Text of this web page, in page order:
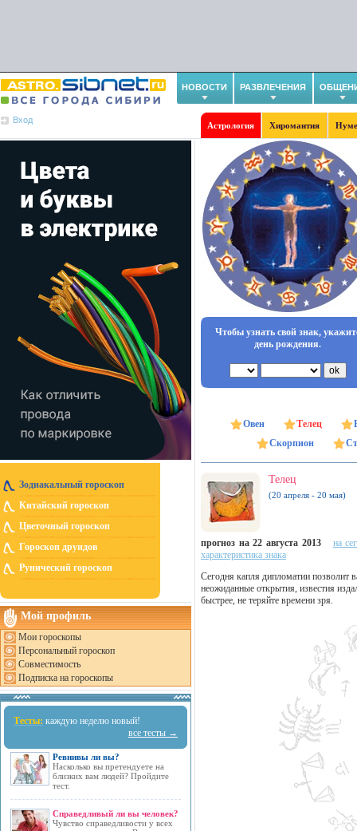
НОВОСТИ РАЗВЛЕЧЕНИЯ
Вход
Астрология Хиромантия
Зодиакальный гороскоп
Китайский гороскоп
Цветочный гороскоп
Гороскоп друидов
Рунический гороскоп
Мой профиль
Мои гороскопы
Персональный гороскоп
Совместимость
Подписка на гороскопы
Тесты: каждую неделю новый!
все тесты →
Ревнивы ли вы?
Насколько вы претендуете на
близких вам людей? Пройдите
тест.
Справедливый ли вы человек?
Чувство справедливости у всех
Чтобы узнать свой знак,
день рождения.
Овен Телец
Скорпион
Телец
(20 апреля - 20 мая)
прогноз на 22 августа 2013
на
характеристика знака
Сегодня капля дипломатии позволит
неожиданные открытия, известия
быстрее, не теряйте времени зря.